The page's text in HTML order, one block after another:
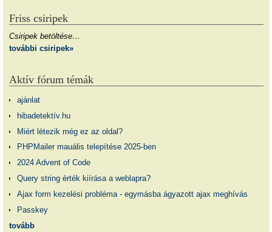
Friss csiripek
Csiripek betöltése…
további csiripek»
Aktív fórum témák
ajánlat
hibadetektív.hu
Miért létezik még ez az oldal?
PHPMailer mauális telepítése 2025-ben
2024 Advent of Code
Query string érték kiírása a weblapra?
Ajax form kezelési probléma - egymásba ágyazott ajax meghívás
Passkey
tovább